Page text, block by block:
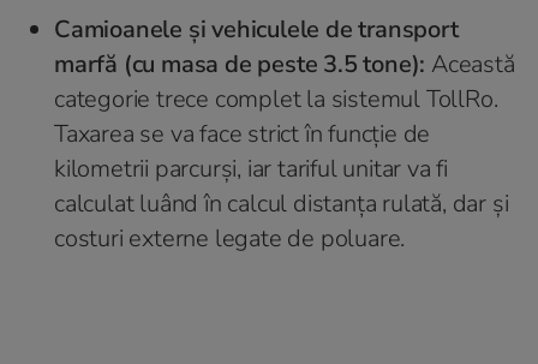
Camioanele și vehiculele de transport
marfă (cu masa de peste 3.5 tone): Această
categorie trece complet la sistemul TollRo.
Taxarea se va face strict în funcție de
kilometrii parcurși, iar tariful unitar va fi
calculat luând în calcul distanța rulată, dar și
costuri externe legate de poluare.